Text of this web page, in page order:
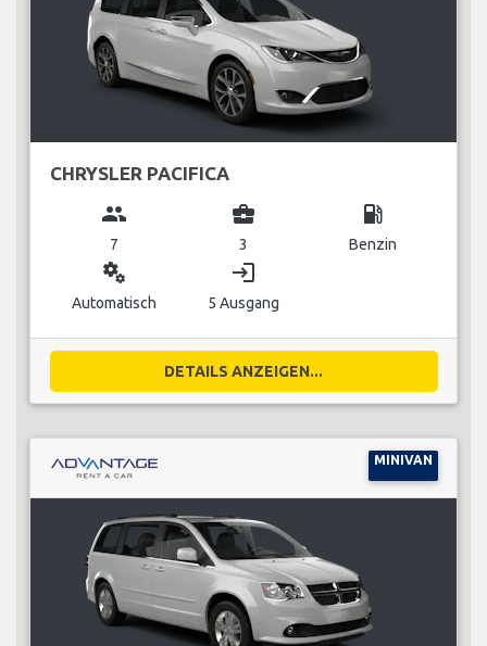
CHRYSLER PACIFICA
group
7
business_center
3
local_gas_station
Benzin
miscellaneous_services
Automatisch
login
5 Ausgang
DETAILS ANZEIGEN...
MINIVAN